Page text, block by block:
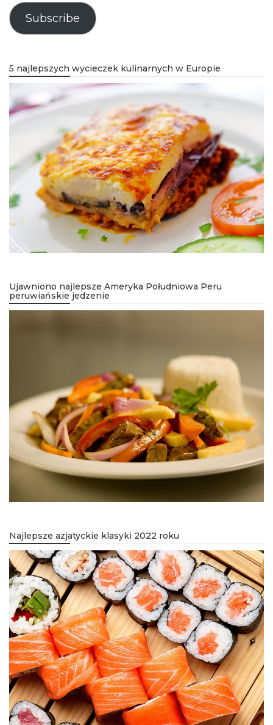
Subscribe
5 najlepszych wycieczek kulinarnych w Europie
Ujawniono najlepsze Ameryka Południowa Peru
peruwiańskie jedzenie
Najlepsze azjatyckie klasyki 2022 roku